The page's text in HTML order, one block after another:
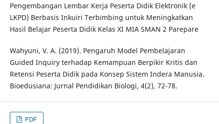
Pengembangan Lembar Kerja Peserta Didik Elektronik (e
LKPD) Berbasis Inkuiri Terbimbing untuk Meningkatkan
Hasil Belajar Peserta Didik Kelas XI MIA SMAN 2 Parepare
Wahyuni, V. A. (2019). Pengaruh Model Pembelajaran
Guided Inquiry terhadap Kemampuan Berpikir Kritis dan
Retensi Peserta Didik pada Konsep Sistem Indera Manusia.
Bioedusiana: Jurnal Pendidikan Biologi, 4(2), 72-78.
PDF